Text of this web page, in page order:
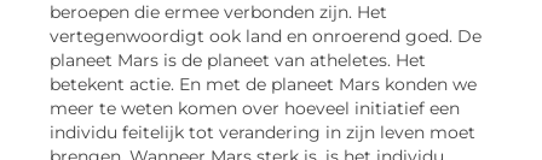
beroepen die ermee verbonden zijn. Het
vertegenwoordigt ook land en onroerend goed. De
planeet Mars is de planeet van atheletes. Het
betekent actie. En met de planeet Mars konden we
meer te weten komen over hoeveel initiatief een
individu feitelijk tot verandering in zijn leven moet
brengen. Wanneer Mars sterk is, is het individu